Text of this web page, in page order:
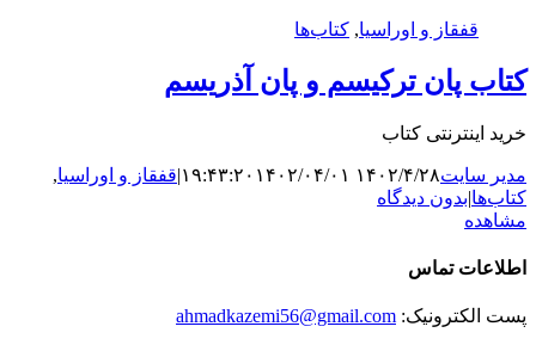
قفقاز و اوراسیا, کتاب‌ها
کتاب پان ترکیسم و پان آذریسم
خرید اینترنتی کتاب
مدیر سایت۱۴۰۲/۴/۲۸ ۱۹:۴۳:۲۰ ۱۴۰۲/۰۴/۰۱ |قفقاز و اوراسیا,
کتاب‌ها|بدون دیدگاه
مشاهده
اطلاعات تماس
پست الکترونیک: ahmadkazemi56@gmail.com